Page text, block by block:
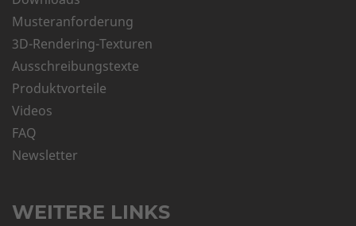
Musteranforderung
3D-Rendering-Texturen
Ausschreibungstexte
Produktvorteile
Videos
FAQ
Newsletter
WEITERE LINKS